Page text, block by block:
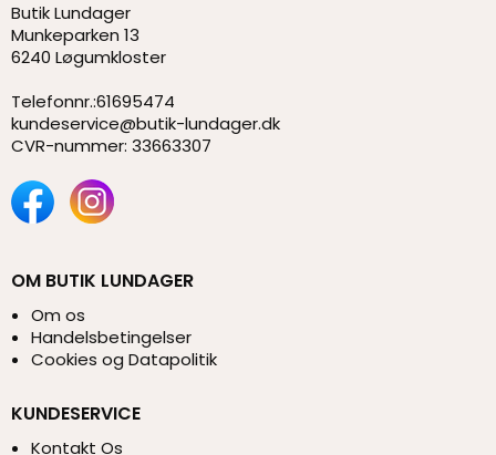
Butik Lundager
Munkeparken 13
6240 Løgumkloster
Telefonnr.:61695474
kundeservice@butik-lundager.dk
CVR-nummer: 33663307
OM BUTIK LUNDAGER
Om os
Handelsbetingelser
Cookies og Datapolitik
KUNDESERVICE
Kontakt Os